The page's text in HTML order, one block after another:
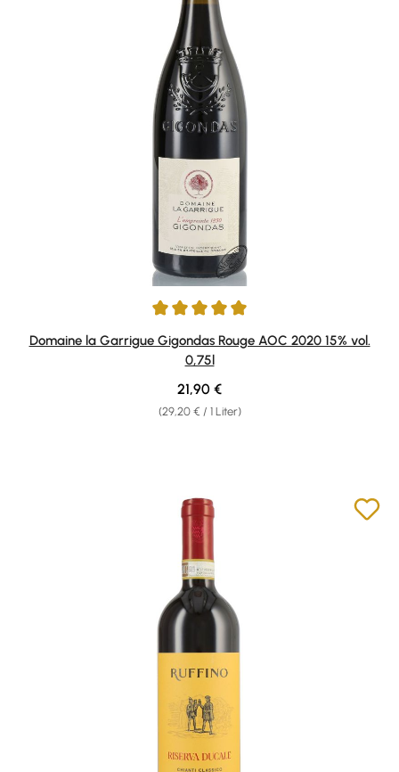
Durchschnittliche Bewertung von 5 von 5 Sternen
Domaine la Garrigue Gigondas Rouge AOC 2020 15% vol.
0,75l
(29,20 € / 1 Liter)
Regulärer Preis:
21,90 €